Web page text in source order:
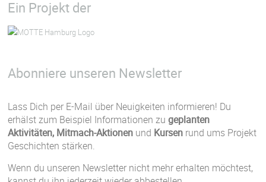
Ein Projekt der
Abonniere unseren Newsletter
Lass Dich per E-Mail über Neuigkeiten informieren! Du
erhälst zum Beispiel Informationen zugeplanten
Aktivitäten, Mitmach-Aktionen und Kursen rund ums Projekt
Geschichten stärken.
Wenn du unseren Newsletter nicht mehr erhalten möchtest,